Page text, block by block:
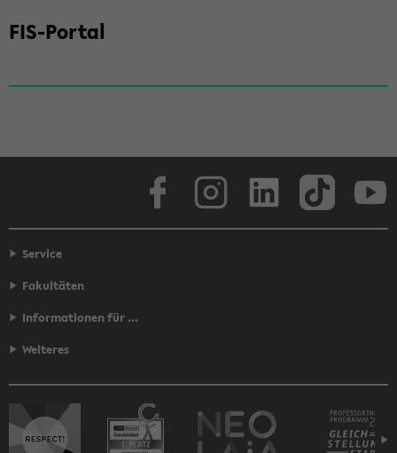
FIS-​Portal
Face­book
Service
Fakultäten
Informationen für ...
Weiteres